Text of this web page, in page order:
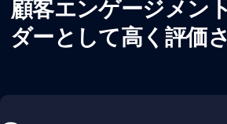
顧客エンゲージメン
ダーとして高く評価